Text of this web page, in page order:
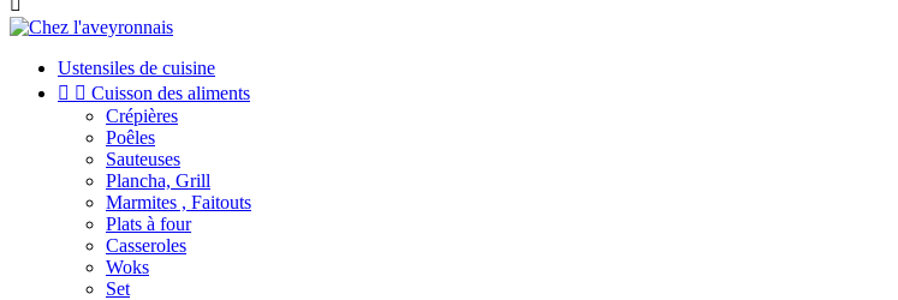

Ustensiles de cuisine
  Cuisson des aliments
Crépières
Poêles
Sauteuses
Plancha, Grill
Marmites , Faitouts
Plats à four
Casseroles
Woks
Set